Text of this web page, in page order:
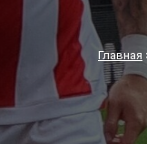
Главная